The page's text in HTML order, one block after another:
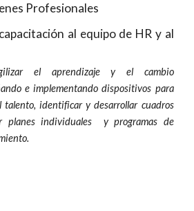
Profesionales
al equipo de HR y al
el aprendizaje y el cambio
e implementando dispositivos para
talento, identificar y desarrollar cuadros
planes individuales y programas de